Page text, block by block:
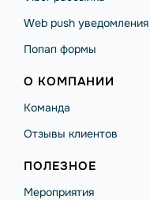
Web push уведомления
Попап формы
О КОМПАНИИ
Команда
Отзывы клиентов
ПОЛЕЗНОЕ
Мероприятия